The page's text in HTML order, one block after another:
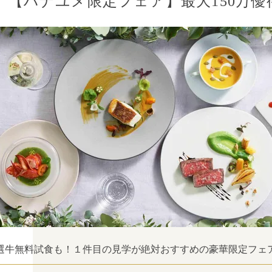
牛無料試食も！１件目の見学が絶対おすすめの豪華限定フェ